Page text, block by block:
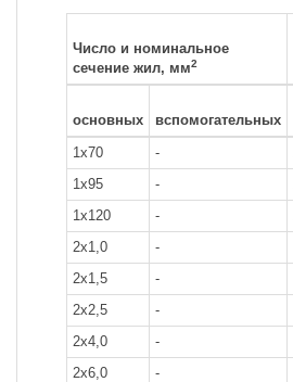
Число и номинальное
сечение жил, мм2
основных вспомогательных
1x70
-
1x95
-
1x120
-
2x1,0
-
2x1,5
-
2x2,5
-
2x4,0
-
2x6,0
-